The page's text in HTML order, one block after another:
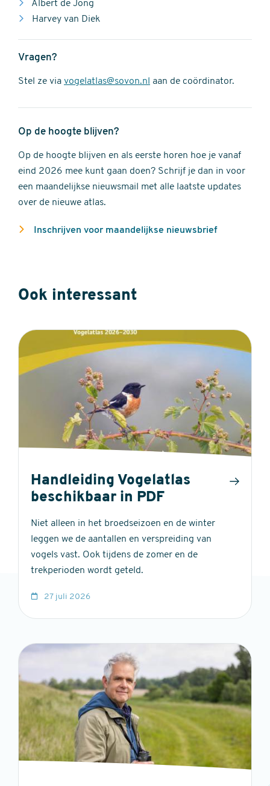
Albert de Jong
Harvey van Diek
Vragen?
Stel ze via vogelatlas@sovon.nl aan de coördinator.
Op de hoogte blijven?
Op de hoogte blijven en als eerste horen hoe je vanaf
eind 2026 mee kunt gaan doen? Schrijf je dan in voor
een maandelijkse nieuwsmail met alle laatste updates
over de nieuwe atlas.
Inschrijven voor maandelijkse nieuwsbrief
Ook interessant
Handleiding Vogelatlas
beschikbaar in PDF
Niet alleen in het broedseizoen en de winter
leggen we de aantallen en verspreiding van
vogels vast. Ook tijdens de zomer en de
trekperioden wordt geteld.
27 juli 2026